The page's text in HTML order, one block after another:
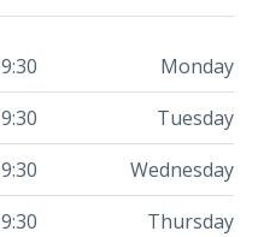
Monday
9:30 am - 6.00 pm
Tuesday
9:30 am - 6.00 pm
Wednesday
9:30 am - 6.00 pm
Thursday
9:30 am - 6.00 pm